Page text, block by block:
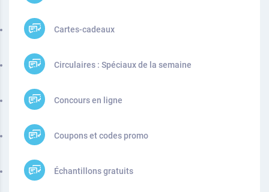
Cartes-cadeaux
Circulaires : Spéciaux de la semaine
Concours en ligne
Coupons et codes promo
Échantillons gratuits